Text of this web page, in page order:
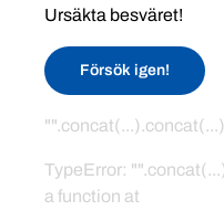
Ursäkta besväret!
Försök igen!
TypeError:
a function at